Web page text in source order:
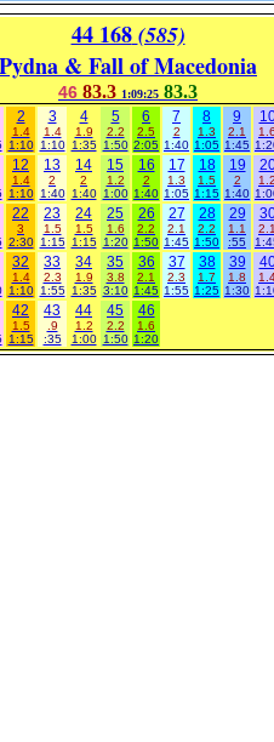
44 168 (585)
Pydna & Fall of Macedonia
46 83.3 1:09:25 83.3
2
1.4
1:10
3
1.4
1:10
4
1.9
1:35
5
2.2
1:50
6
2.5
2:05
7
2
1:40
8
1.3
1:05
9
2.1
1:45
12
1.4
1:10
13
2
1:40
14
2
1:40
15
1.2
1:00
16
2
1:40
17
1.3
1:05
18
1.5
1:15
19
2
1:40
22
3
2:30
23
1.5
1:15
24
1.5
1:15
25
1.6
1:20
26
2.2
1:50
27
2.1
1:45
28
2.2
1:50
29
1.1
:55
32
1.4
1:10
33
2.3
1:55
34
1.9
1:35
35
3.8
3:10
36
2.1
1:45
37
2.3
1:55
38
1.7
1:25
39
1.8
1:30
42
1.5
1:15
43
.9
:35
44
1.2
1:00
45
2.2
1:50
46
1.6
1:20